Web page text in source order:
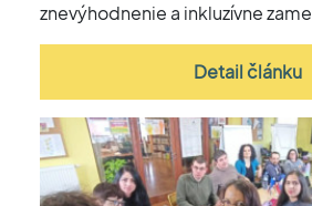
znevýhodnenie a inkluzívne
Detail článku